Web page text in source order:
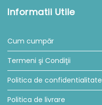
Informatii Utile
Cum cumpăr
Termeni şi Condiţii
Politica de confidentialitate
Politica de livrare